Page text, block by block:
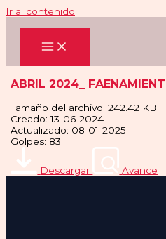
Ir al contenido
ABRIL 2024_
Tamaño del archivo: 242.42 KB
Creado: 13-06-2024
Actualizado: 08-01-2025
Golpes: 83
Descargar Avance